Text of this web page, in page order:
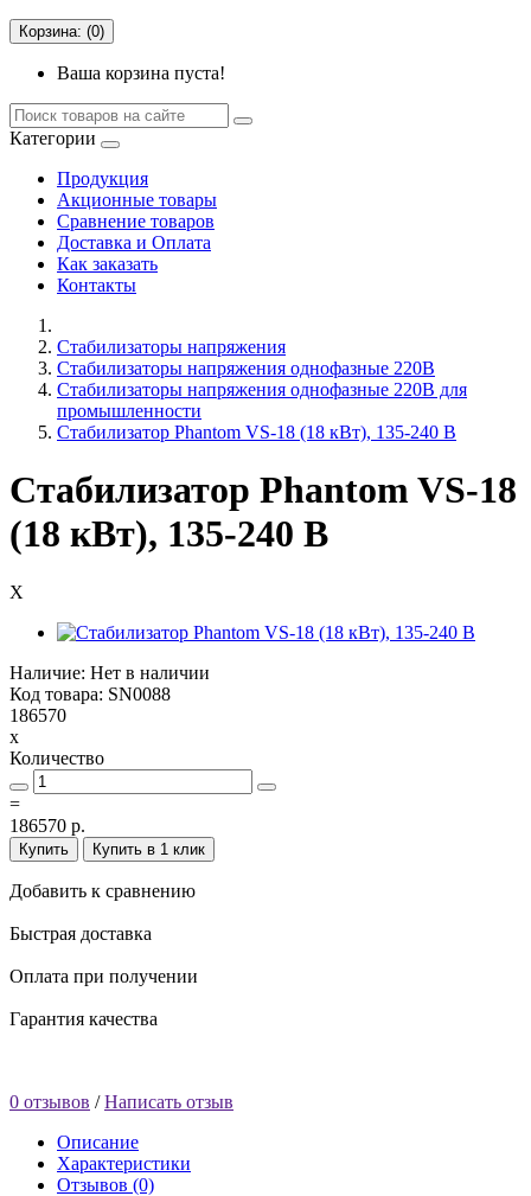
Корзина: (0)
Ваша корзина пуста!
Категории
Продукция
Акционные товары
Сравнение товаров
Доставка и Оплата
Как заказать
Контакты
Стабилизаторы напряжения
Cтабилизаторы напряжения однофазные 220В
Стабилизаторы напряжения однофазные 220В для
промышленности
Стабилизатор Phantom VS-18 (18 кВт), 135-240 В
Стабилизатор Phantom VS-18
(18 кВт), 135-240 В
X
Наличие: Нет в наличии
Код товара: SN0088
186570
x
Количество
=
186570 р.
Купить Купить в 1 клик
Добавить к сравнению
Быстрая доставка
Оплата при получении
Гарантия качества
0 отзывов /Написать отзыв
Описание
Характеристики
Отзывов (0)